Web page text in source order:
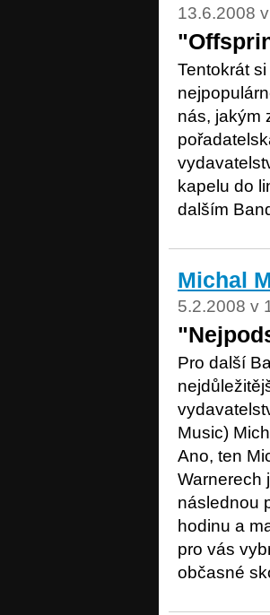
13.6.2008
Tentokrát
nás, jakým
kapelu do
dalším
Michal
5.2.2008 v
Pro další
Music)
Ano, ten
Warnerech
následnou
hodinu a
pro vás
občasné